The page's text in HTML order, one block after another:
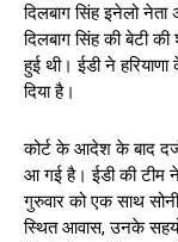
दिलबाग सिंह इनेलो
दिलबाग सिंह की बेटी
हुई थी। ईडी ने
दिया है।
कोर्ट के आदेश के बाद
आ गई है। ईडी की टीम
गुरुवार को एक साथ
स्थित आवास, उनके